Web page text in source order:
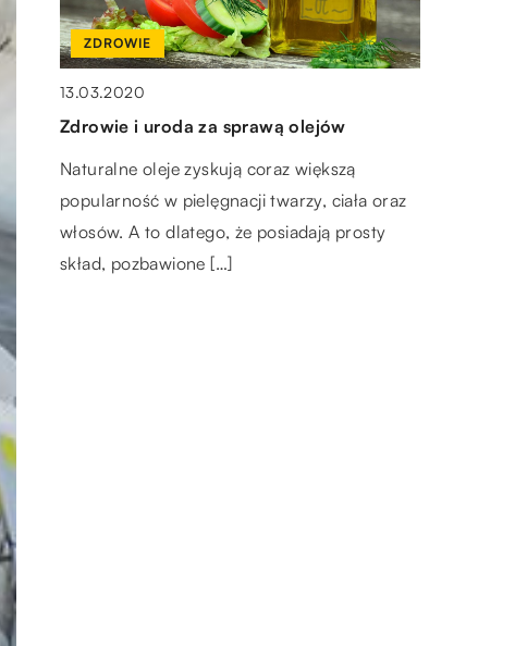
SPOSÓB ŻYCIA I STYL
10.11.2021
W jakich sytuacjach warto mieć dostęp do
ksiąg wieczystych nieruchomości?
Jeśli zamierzamy kupić działkę budowlaną
czy wybudować dom, to nie wystarczy
zadbać o projekt, potrzebne materiały czy
ZDROWIE
13.03.2020
Zdrowie i uroda za sprawą olejów
Naturalne oleje zyskują coraz większą
popularność w pielęgnacji twarzy, ciała oraz
włosów. A to dlatego, że posiadają prosty
skład, pozbawione […]
SPOSÓB ŻYCIA I STYL
14.11.2020
Biżuteryjna moda
Nie ulega wątpliwości, że każda kobieta lubi
wyglądać atrakcyjnie. Producenci oferują
wiele efektownych fasonów odzieżowych
oraz oryginalnych dodatków, które można […]